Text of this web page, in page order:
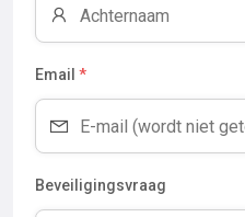
Email *
Beveiligingsvraag